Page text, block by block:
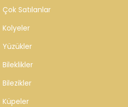
Çok Satılanlar
Kolyeler
Yüzükler
Bileklikler
Bilezikler
Küpeler